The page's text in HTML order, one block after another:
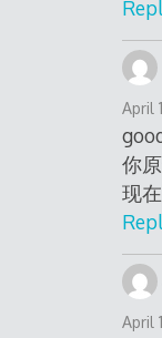
April
你
现
April